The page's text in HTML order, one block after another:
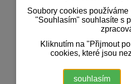
Soubory cookies
"Souhlasím" souhlasíte s
Kliknutím na "Přijmout
cookies, které jsou
souhlasím